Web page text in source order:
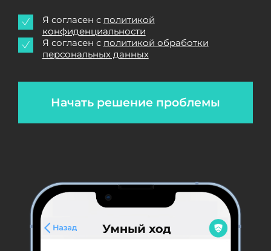
Начать решение проблемы
Я согласен с политикой
конфиденциальности
Я согласен с политикой обработки
персональных данных